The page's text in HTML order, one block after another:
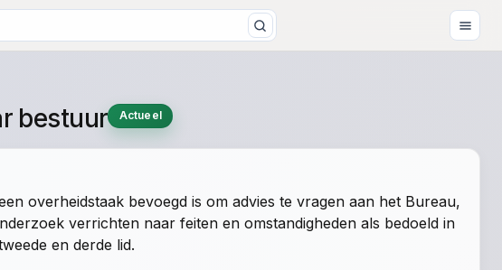
bestuur Actueel
overheidstaak bevoegd is om advies te vragen aan het Bureau,
verrichten naar feiten en omstandigheden als bedoeld in
en derde lid.